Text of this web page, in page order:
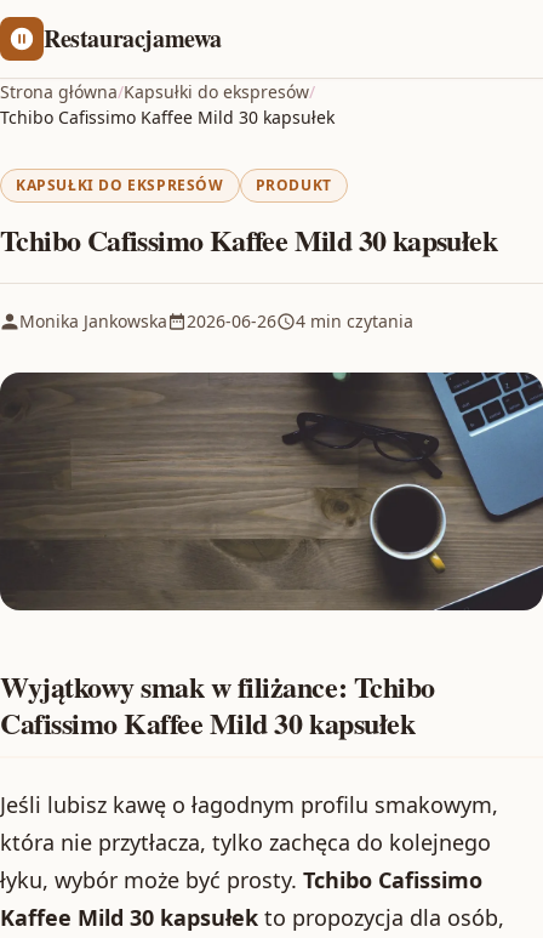
Restauracjamewa
Strona główna/Kapsułki do ekspresów/
Tchibo Cafissimo Kaffee Mild 30 kapsułek
KAPSUŁKI DO EKSPRESÓW PRODUKT
Tchibo Cafissimo Kaffee Mild 30 kapsułek
Monika Jankowska 2026-06-26 4 min czytania
Wyjątkowy smak w filiżance: Tchibo
Cafissimo Kaffee Mild 30 kapsułek
Jeśli lubisz kawę o łagodnym profilu smakowym,
która nie przytłacza, tylko zachęca do kolejnego
łyku, wybór może być prosty. Tchibo Cafissimo
Kaffee Mild 30 kapsułek to propozycja dla osób,